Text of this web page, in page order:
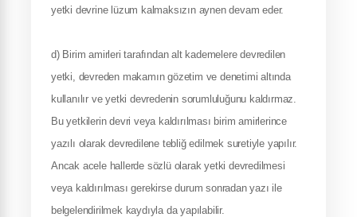
yetki devrine lüzum kalmaksızın aynen devam eder.
d) Birim amirleri tarafından alt kademelere devredilen
yetki, devreden makamın gözetim ve denetimi altında
kullanılır ve yetki devredenin sorumluluğunu kaldırmaz.
Bu yetkilerin devri veya kaldırılması birim amirlerince
yazılı olarak devredilene tebliğ edilmek suretiyle yapılır.
Ancak acele hallerde sözlü olarak yetki devredilmesi
veya kaldırılması gerekirse durum sonradan yazı ile
belgelendirilmek kaydıyla da yapılabilir.